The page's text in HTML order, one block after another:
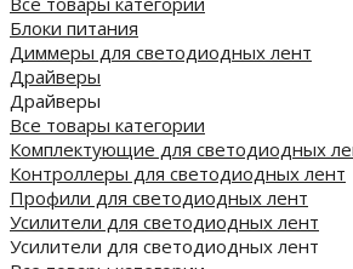
Блоки питания
Диммеры для светодиодных лент
Драйверы
Драйверы
Все товары категории
Комплектующие для светодиодных
Контроллеры для светодиодных лент
Профили для светодиодных лент
Усилители для светодиодных лент
Усилители для светодиодных лент